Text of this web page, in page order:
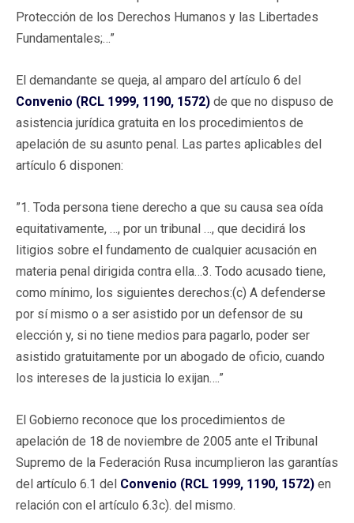
Protección de los Derechos Humanos y las Libertades
Fundamentales;…”
El demandante se queja, al amparo del artículo 6 del
Convenio (RCL 1999, 1190, 1572) de que no dispuso de
asistencia jurídica gratuita en los procedimientos de
apelación de su asunto penal. Las partes aplicables del
artículo 6 disponen:
”1. Toda persona tiene derecho a que su causa sea oída
equitativamente, …, por un tribunal …, que decidirá los
litigios sobre el fundamento de cualquier acusación en
materia penal dirigida contra ella…3. Todo acusado tiene,
como mínimo, los siguientes derechos:(c) A defenderse
por sí mismo o a ser asistido por un defensor de su
elección y, si no tiene medios para pagarlo, poder ser
asistido gratuitamente por un abogado de oficio, cuando
los intereses de la justicia lo exijan….”
El Gobierno reconoce que los procedimientos de
apelación de 18 de noviembre de 2005 ante el Tribunal
Supremo de la Federación Rusa incumplieron las garantías
del artículo 6.1 del Convenio (RCL 1999, 1190, 1572) en
relación con el artículo 6.3c). del mismo.